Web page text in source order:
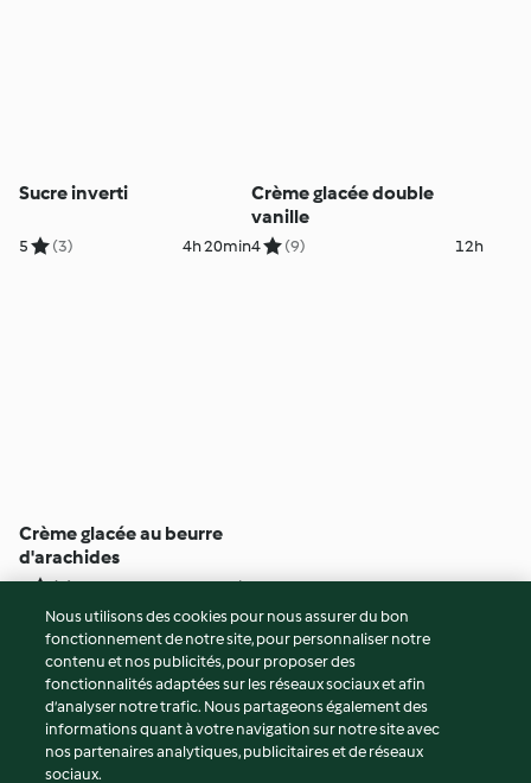
Sucre inverti
5 (3) 4h 20min
Crème glacée double
vanille
4 (9) 12h
Crème glacée au beurre
d'arachides
5 (1) 8h 20min
© Copyright 2026
Conditions d'utilisation
Politique de confidentialité
Non-responsabilité
Nous utilisons des cookies pour nous assurer du bon
fonctionnement de notre site, pour personnaliser notre
contenu et nos publicités, pour proposer des
fonctionnalités adaptées sur les réseaux sociaux et afin
d’analyser notre trafic. Nous partageons également des
informations quant à votre navigation sur notre site avec
nos partenaires analytiques, publicitaires et de réseaux
sociaux.